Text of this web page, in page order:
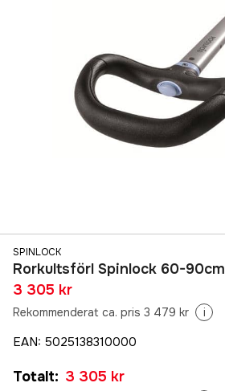
SPINLOCK
Rorkultsförl Spinlock 60-90cm
3 305 kr
Rekommenderat ca. pris 3 479 kr i
EAN: 5025138310000
Totalt: 3 305 kr